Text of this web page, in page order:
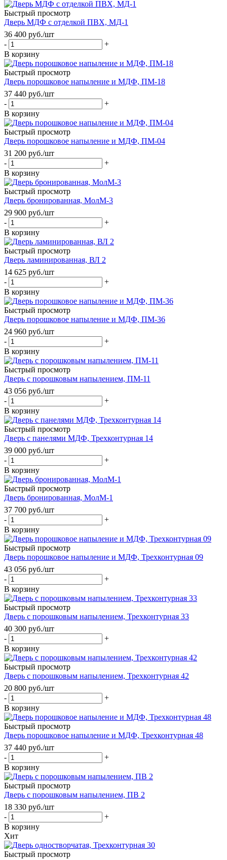
Быстрый просмотр
Дверь МДФ с отделкой ПВХ, МД-1
36 400 руб./шт
-
+
В корзину
Быстрый просмотр
Дверь порошковое напыление и МДФ, ПМ-18
37 440 руб./шт
-
+
В корзину
Быстрый просмотр
Дверь порошковое напыление и МДФ, ПМ-04
31 200 руб./шт
-
+
В корзину
Быстрый просмотр
Дверь бронированная, МолМ-3
29 900 руб./шт
-
+
В корзину
Быстрый просмотр
Дверь ламинированная, ВЛ 2
14 625 руб./шт
-
+
В корзину
Быстрый просмотр
Дверь порошковое напыление и МДФ, ПМ-36
24 960 руб./шт
-
+
В корзину
Быстрый просмотр
Дверь с порошковым напылением, ПМ-11
43 056 руб./шт
-
+
В корзину
Быстрый просмотр
Дверь с панелями МДФ, Трехконтурная 14
39 000 руб./шт
-
+
В корзину
Быстрый просмотр
Дверь бронированная, МолМ-1
37 700 руб./шт
-
+
В корзину
Быстрый просмотр
Дверь порошковое напыление и МДФ, Трехконтурная 09
43 056 руб./шт
-
+
В корзину
Быстрый просмотр
Дверь с порошковым напылением, Трехконтурная 33
40 300 руб./шт
-
+
В корзину
Быстрый просмотр
Дверь с порошковым напылением, Трехконтурная 42
20 800 руб./шт
-
+
В корзину
Быстрый просмотр
Дверь порошковое напыление и МДФ, Трехконтурная 48
37 440 руб./шт
-
+
В корзину
Быстрый просмотр
Дверь с порошковым напылением, ПВ 2
18 330 руб./шт
-
+
В корзину
Хит
Быстрый просмотр